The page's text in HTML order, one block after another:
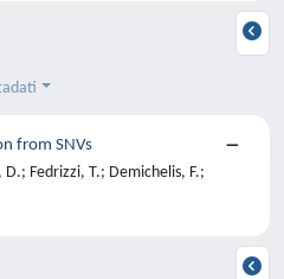
from SNVs
Fedrizzi, T.; Demichelis, F.;